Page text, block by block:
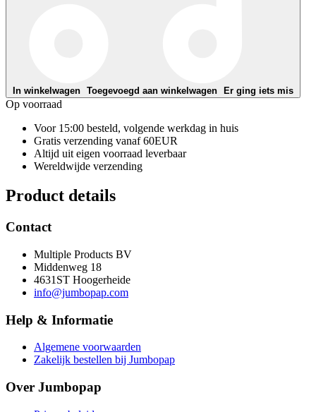
In winkelwagen Toegevoegd aan winkelwagen Er ging iets mis
Op voorraad
Voor 15:00 besteld, volgende werkdag in huis
Gratis verzending vanaf 60EUR
Altijd uit eigen voorraad leverbaar
Wereldwijde verzending
Product details
Contact
Multiple Products BV
Middenweg 18
4631ST Hoogerheide
info@jumbopap.com
Help & Informatie
Algemene voorwaarden
Zakelijk bestellen bij Jumbopap
Over Jumbopap